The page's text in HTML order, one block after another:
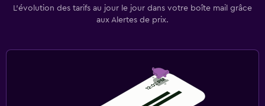
L’évolution des tarifs au jour le jour dans votre boîte mail grâce
aux Alertes de prix.